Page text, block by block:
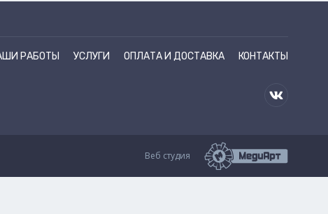
РАБОТЫ УСЛУГИ ОПЛАТА И ДОСТАВКА КОНТАКТЫ
Веб студия